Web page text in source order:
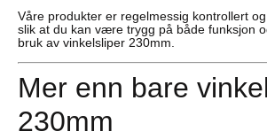
Våre produkter er regelmessig kontrollert
slik at du kan være trygg på både funksjon
bruk av vinkelsliper 230mm.
Mer enn bare
230mm